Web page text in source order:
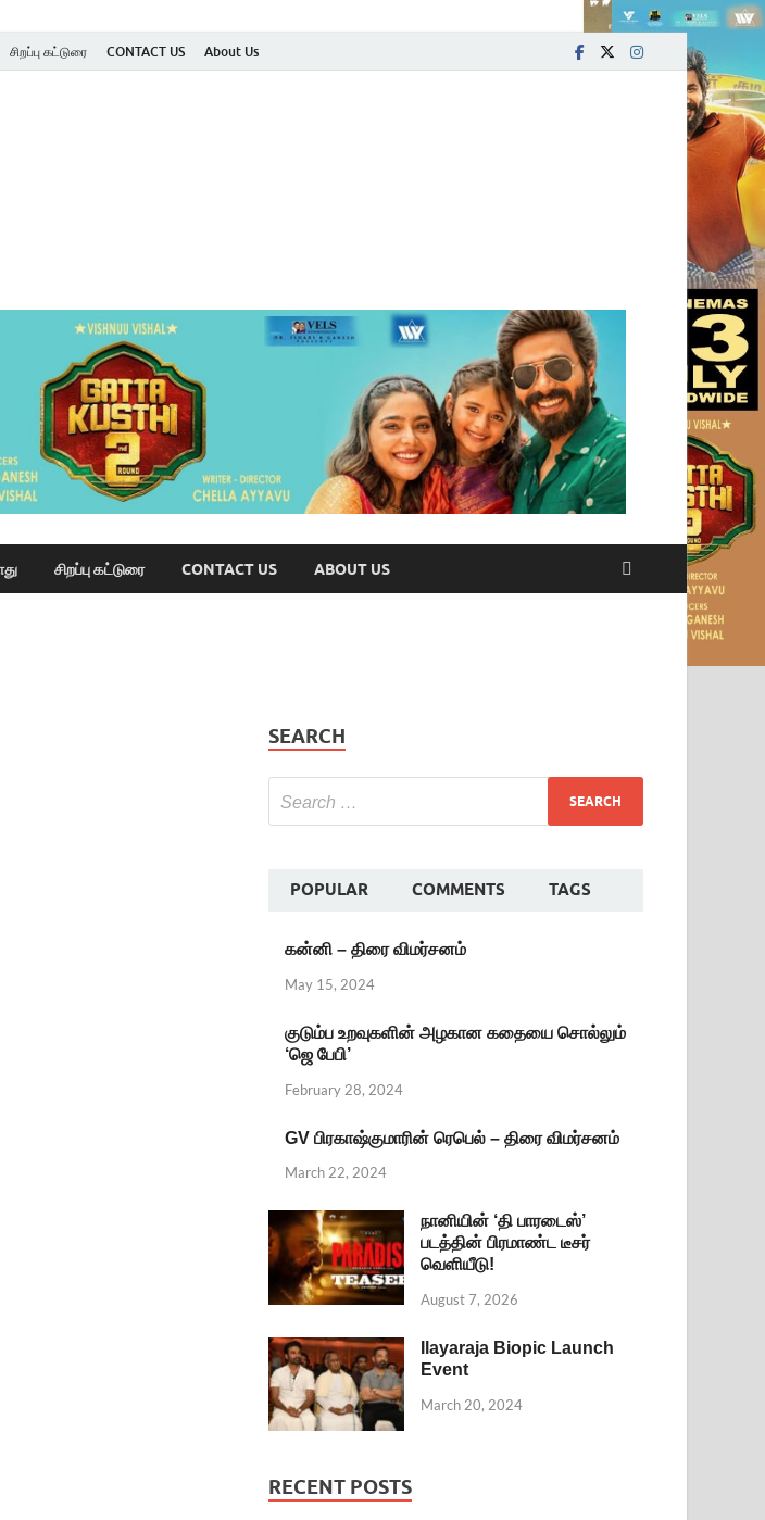
சிறப்பு கட்டுரை CONTACT US About Us
சிறப்பு கட்டுரை CONTACT US ABOUT US
SEARCH
POPULAR COMMENTS TAGS
கன்னி – திரை விமர்சனம்
May 15, 2024
குடும்ப உறவுகளின் அழகான கதையை சொல்லும்
‘ஜெ பேபி’
February 28, 2024
GV பிரகாஷ்குமாரின் ரெபெல் – திரை விமர்சனம்
March 22, 2024
நானியின் ‘தி பாரடைஸ்’
படத்தின் பிரமாண்ட டீசர்
வெளியீடு!
August 7, 2026
Ilayaraja Biopic Launch
Event
March 20, 2024
RECENT POSTS